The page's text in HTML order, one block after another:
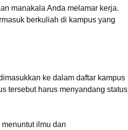
manakala Anda melamar kerja.
berkuliah di kampus yang
ke dalam daftar kampus
tersebut harus menyandang status
ilmu dan